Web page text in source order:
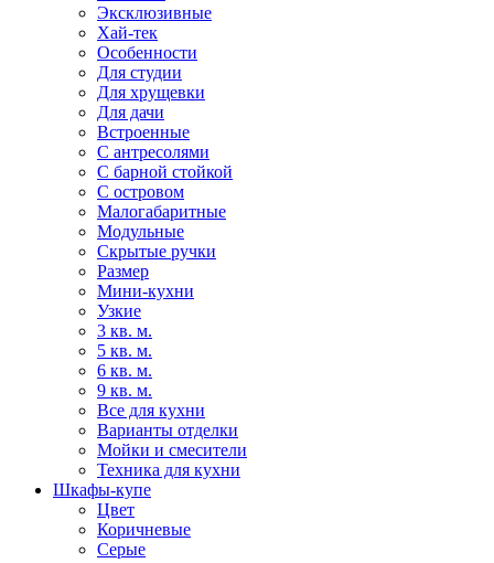
Эксклюзивные
Хай-тек
Особенности
Для студии
Для хрущевки
Для дачи
Встроенные
С антресолями
С барной стойкой
С островом
Малогабаритные
Модульные
Скрытые ручки
Размер
Мини-кухни
Узкие
3 кв. м.
5 кв. м.
6 кв. м.
9 кв. м.
Все для кухни
Варианты отделки
Мойки и смесители
Техника для кухни
Шкафы-купе
Цвет
Коричневые
Серые